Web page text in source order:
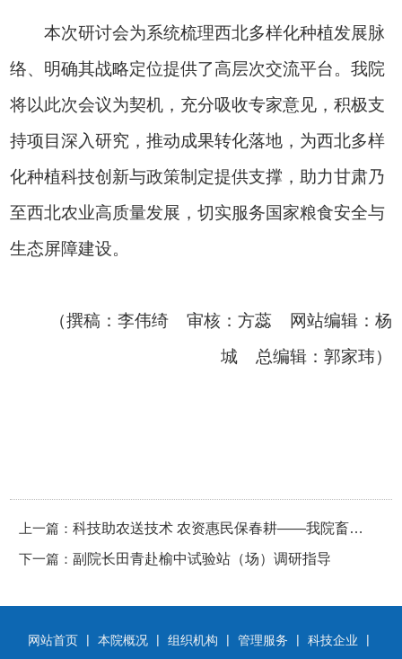
本次研讨会为系统梳理西北多样化种植发展脉
络、明确其战略定位提供了高层次交流平台。我院
将以此次会议为契机，充分吸收专家意见，积极支
持项目深入研究，推动成果转化落地，为西北多样
化种植科技创新与政策制定提供支撑，助力甘肃乃
至西北农业高质量发展，切实服务国家粮食安全与
生态屏障建设。
（撰稿：李伟绮 审核：方蕊 网站编辑：杨
城 总编辑：郭家玮）
上一篇：科技助农送技术 农资惠民保春耕——我院畜草
与绿色农业研究所专家团队赴积石山助力春耕生
下一篇：副院长田青赴榆中试验站（场）调研指导
网站首页 | 本院概况 | 组织机构 | 管理服务 | 科技企业 |